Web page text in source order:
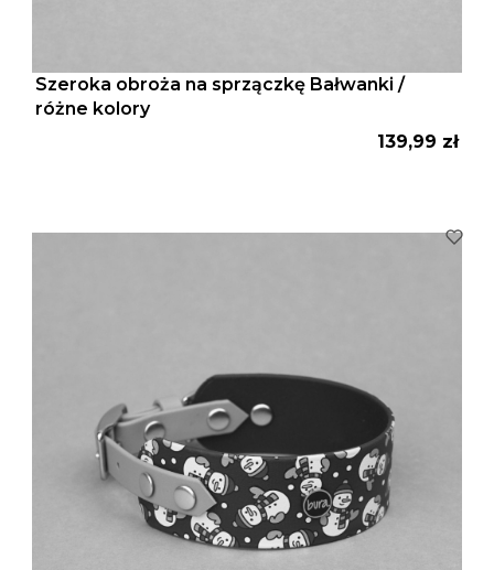
Szeroka obroża na sprzączkę Bałwanki /
różne kolory
Cena
139,99 zł